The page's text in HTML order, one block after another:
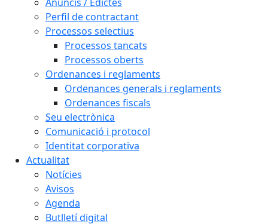
Perfil de contractant
Processos selectius
Processos tancats
Processos oberts
Ordenances i reglaments
Ordenances generals i reglaments
Ordenances fiscals
Seu electrònica
Comunicació i protocol
Identitat corporativa
Actualitat
Notícies
Avisos
Agenda
Butlletí digital